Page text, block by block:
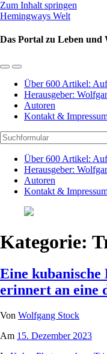
Zum Inhalt springen
Hemingways Welt
Das Portal zu Leben und
Mobil-
umschalten
Suchfeld
umschalten
Über 600 Artikel:
Herausgeber:
Autoren
Kontakt &
Über 600 Artikel:
Herausgeber:
Autoren
Kontakt &
Kategorie:
Eine
erinnert an eine
Von Wolfgang Stock
Am 15. Dezember 2023